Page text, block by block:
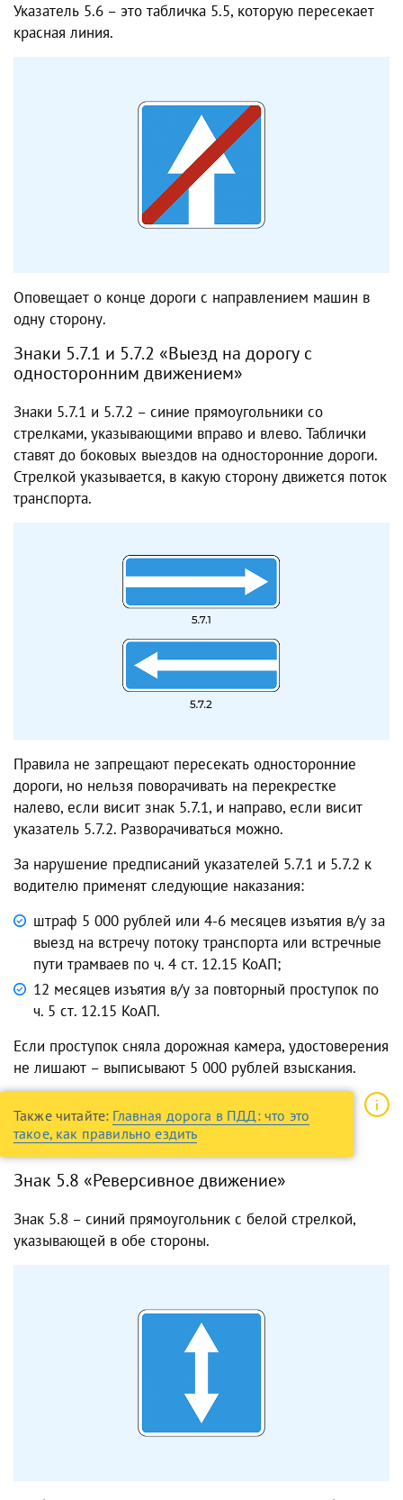
Указатель 5.6 – это табличка 5.5, которую пересекает
красная линия.
Оповещает о конце дороги с направлением машин в
одну сторону.
Знаки 5.7.1 и 5.7.2 «Выезд на дорогу с
односторонним движением»
Знаки 5.7.1 и 5.7.2 – синие прямоугольники со
стрелками, указывающими вправо и влево. Таблички
ставят до боковых выездов на односторонние дороги.
Стрелкой указывается, в какую сторону движется поток
транспорта.
Правила не запрещают пересекать односторонние
дороги, но нельзя поворачивать на перекрестке
налево, если висит знак 5.7.1, и направо, если висит
указатель 5.7.2. Разворачиваться можно.
За нарушение предписаний указателей 5.7.1 и 5.7.2 к
водителю применят следующие наказания:
штраф 5 000 рублей или 4-6 месяцев изъятия в/у за
выезд на встречу потоку транспорта или встречные
пути трамваев по ч. 4 ст. 12.15 КоАП;
12 месяцев изъятия в/у за повторный проступок по
ч. 5 ст. 12.15 КоАП.
Если проступок сняла дорожная камера, удостоверения
не лишают – выписывают 5 000 рублей взыскания.
Также читайте: Главная дорога в ПДД: что это
такое, как правильно ездить
Знак 5.8 «Реверсивное движение»
Знак 5.8 – синий прямоугольник с белой стрелкой,
указывающей в обе стороны.